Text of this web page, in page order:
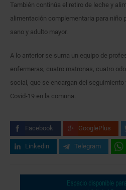
También continúa el retiro de leche y
alimentación complementaria para niño
sano y adulto mayor.
A lo anterior se suma un equipo de
enfermeras, cuatro matronas, cuatro
social, que se encargan del
Covid-19 en la comuna.
Facebook GooglePlus
Linkedin Telegram